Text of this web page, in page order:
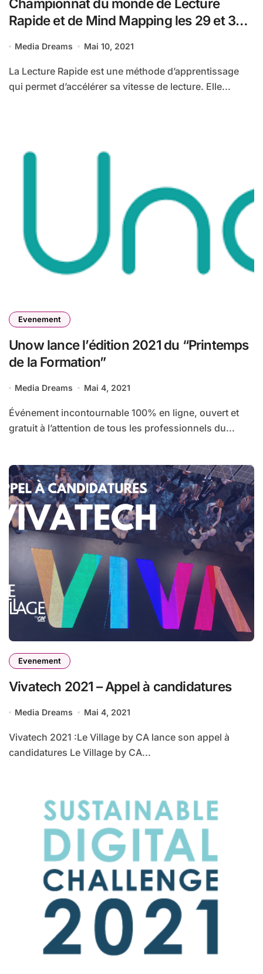
Championnat du monde de Lecture
Rapide et de Mind Mapping les 29 et 30
Media Dreams Mai 10, 2021
La Lecture Rapide est une méthode d’apprentissage
qui permet d’accélérer sa vitesse de lecture. Elle...
Evenement
Unow lance l’édition 2021 du “Printemps
de la Formation”
Media Dreams Mai 4, 2021
Événement incontournable 100% en ligne, ouvert et
gratuit à l’attention de tous les professionnels du...
Evenement
Vivatech 2021 – Appel à candidatures
Media Dreams Mai 4, 2021
Vivatech 2021 :Le Village by CA lance son appel à
candidatures Le Village by CA...